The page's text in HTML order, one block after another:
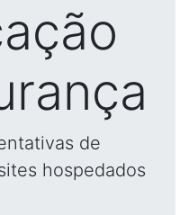
de
hospedados